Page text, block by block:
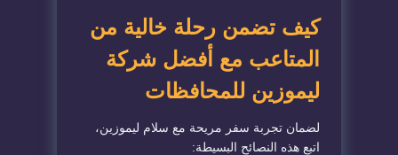
كيف تضمن رحلة خالية من
المتاعب مع أفضل شركة
ليموزين للمحافظات
لضمان تجربة سفر مريحة مع سلام ليموزين،
اتبع هذه النصائح البسيطة: